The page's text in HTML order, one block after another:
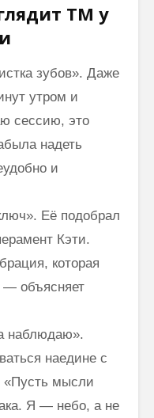
ТМ у
зубов». Даже
утром и
сессию, это
надеть
и
Её подобрал
Кэти.
которая
— объясняет
наблюдаю».
наедине с
«Пусть мысли
Я — небо, а не